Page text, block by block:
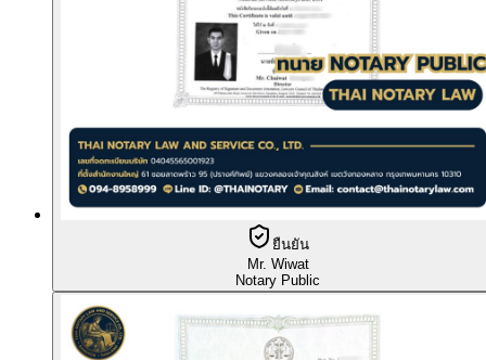
ยืนยัน
Mr. Wiwat
Notary Public